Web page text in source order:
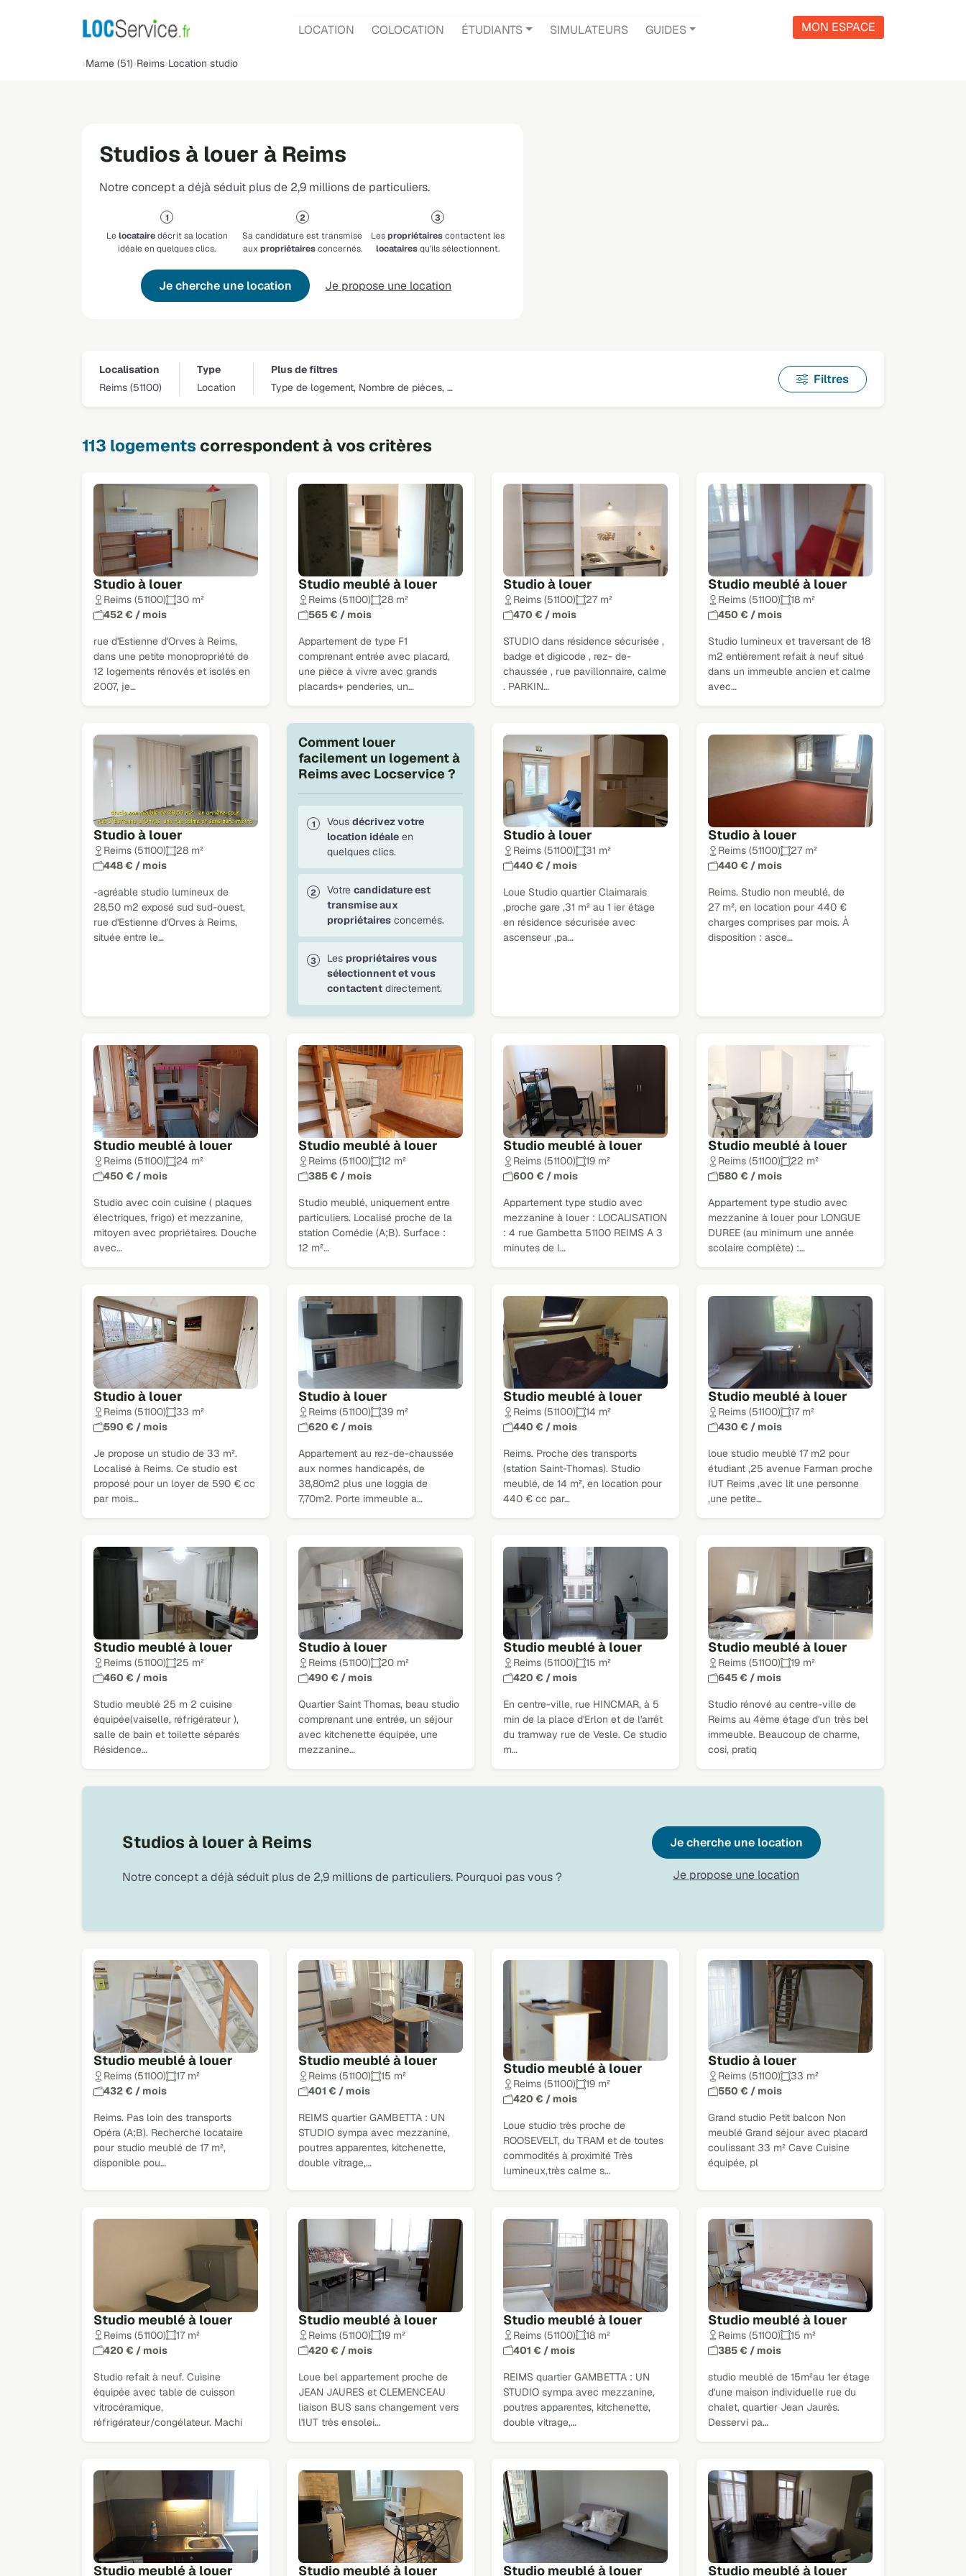
LOCATION COLOCATION ÉTUDIANTS SIMULATEURS GUIDES MON ESPACE
Marne (51) Reims Location studio
Studios à louer à Reims
Notre concept a déjà séduit plus de 2,9 millions de particuliers.
Lelocatairedécrit sa location
idéale en quelques clics.
Sa candidature est transmise
auxpropriétairesconcernés.
Lespropriétairescontactent les
locatairesqu'ils sélectionnent.
Je cherche une location Je propose une location
Localisation
Reims (51100)
Type
Location
Plus de filtres
Type de logement, Nombre de pièces, …
Filtres
113 logements correspondent à vos critères
Studio à louer
Reims (51100)
30 m²
452 € / mois
rue d'Estienne d'Orves à Reims,
dans une petite monopropriété de
12 logements rénovés et isolés en
2007, je…
Studio meublé à louer
Reims (51100)
28 m²
565 € / mois
Appartement de type F1
comprenant entrée avec placard,
une pièce à vivre avec grands
placards+ penderies, un…
Studio à louer
Reims (51100)
27 m²
470 € / mois
STUDIO dans résidence sécurisée ,
badge et digicode , rez- de-
chaussée , rue pavillonnaire, calme
. PARKIN…
Studio meublé à louer
Reims (51100)
18 m²
450 € / mois
Studio lumineux et traversant de 18
m2 entièrement refait à neuf situé
dans un immeuble ancien et calme
avec…
Studio à louer
Reims (51100)
28 m²
448 € / mois
-agréable studio lumineux de
28,50 m2 exposé sud sud-ouest,
rue d'Estienne d'Orves à Reims,
située entre le…
Studio à louer
Reims (51100)
31 m²
440 € / mois
Loue Studio quartier Claimarais
,proche gare ,31 m² au 1 ier étage
en résidence sécurisée avec
ascenseur ,pa…
Studio à louer
Reims (51100)
27 m²
440 € / mois
Reims. Studio non meublé, de
27 m², en location pour 440 €
charges comprises par mois. À
disposition : asce…
Studio meublé à louer
Reims (51100)
24 m²
450 € / mois
Studio avec coin cuisine ( plaques
électriques, frigo) et mezzanine,
mitoyen avec propriétaires. Douche
avec…
Studio meublé à louer
Reims (51100)
12 m²
385 € / mois
Studio meublé, uniquement entre
particuliers. Localisé proche de la
station Comédie (A;B). Surface :
12 m²…
Studio meublé à louer
Reims (51100)
19 m²
600 € / mois
Appartement type studio avec
mezzanine à louer : LOCALISATION
: 4 rue Gambetta 51100 REIMS A 3
minutes de l…
Studio meublé à louer
Reims (51100)
22 m²
580 € / mois
Appartement type studio avec
mezzanine à louer pour LONGUE
DUREE (au minimum une année
scolaire complète) :…
Studio à louer
Reims (51100)
33 m²
590 € / mois
Je propose un studio de 33 m².
Localisé à Reims. Ce studio est
proposé pour un loyer de 590 € cc
par mois…
Studio à louer
Reims (51100)
39 m²
620 € / mois
Appartement au rez-de-chaussée
aux normes handicapés, de
38,80m2 plus une loggia de
7,70m2. Porte immeuble a…
Studio meublé à louer
Reims (51100)
14 m²
440 € / mois
Reims. Proche des transports
(station Saint-Thomas). Studio
meublé, de 14 m², en location pour
440 € cc par…
Studio meublé à louer
Reims (51100)
17 m²
430 € / mois
loue studio meublé 17 m2 pour
étudiant ,25 avenue Farman proche
IUT Reims ,avec lit une personne
,une petite…
Studio meublé à louer
Reims (51100)
25 m²
460 € / mois
Studio meublé 25 m 2 cuisine
équipée(vaiselle, réfrigérateur ),
salle de bain et toilette séparés
Résidence…
Studio à louer
Reims (51100)
20 m²
490 € / mois
Quartier Saint Thomas, beau studio
comprenant une entrée, un séjour
avec kitchenette équipée, une
mezzanine…
Studio meublé à louer
Reims (51100)
15 m²
420 € / mois
En centre-ville, rue HINCMAR, à 5
min de la place d'Erlon et de l'arrêt
du tramway rue de Vesle. Ce studio
m…
Studio meublé à louer
Reims (51100)
19 m²
645 € / mois
Studio rénové au centre-ville de
Reims au 4ème étage d'un très bel
immeuble. Beaucoup de charme,
cosi, pratiq
Studio meublé à louer
Reims (51100)
17 m²
432 € / mois
Reims. Pas loin des transports
Opéra (A;B). Recherche locataire
pour studio meublé de 17 m²,
disponible pou…
Studio meublé à louer
Reims (51100)
15 m²
401 € / mois
REIMS quartier GAMBETTA : UN
STUDIO sympa avec mezzanine,
poutres apparentes, kitchenette,
double vitrage,…
Studio meublé à louer
Reims (51100)
19 m²
420 € / mois
Loue studio très proche de
ROOSEVELT, du TRAM et de toutes
commodités à proximité Très
lumineux,très calme s…
Studio à louer
Reims (51100)
33 m²
550 € / mois
Grand studio Petit balcon Non
meublé Grand séjour avec placard
coulissant 33 m² Cave Cuisine
équipée, pl
Studio meublé à louer
Reims (51100)
17 m²
420 € / mois
Studio refait à neuf. Cuisine
équipée avec table de cuisson
vitrocéramique,
réfrigérateur/congélateur. Machi
Studio meublé à louer
Reims (51100)
19 m²
420 € / mois
Loue bel appartement proche de
JEAN JAURES et CLEMENCEAU
liaison BUS sans changement vers
l'IUT très ensolei…
Studio meublé à louer
Reims (51100)
18 m²
401 € / mois
REIMS quartier GAMBETTA : UN
STUDIO sympa avec mezzanine,
poutres apparentes, kitchenette,
double vitrage,…
Studio meublé à louer
Reims (51100)
15 m²
385 € / mois
studio meublé de 15m²au 1er étage
d'une maison individuelle rue du
chalet, quartier Jean Jaurès.
Desservi pa…
Studio meublé à louer Studio meublé à louer Studio meublé à louer Studio meublé à louer
Comment louer
facilement un logement à
Reims avec Locservice ?
Vous décrivez votre
location idéale en
quelques clics.
Votre candidature est
transmise aux
propriétaires concernés.
Les propriétaires vous
sélectionnent et vous
contactent directement.
Studios à louer à Reims
Notre concept a déjà séduit plus de 2,9 millions de particuliers. Pourquoi pas vous ?
Je cherche une location
Je propose une location